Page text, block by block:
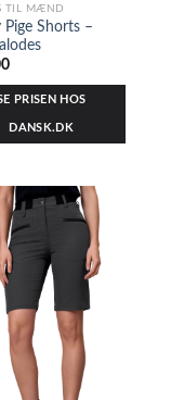
TIL MÆND
Pige Shorts –
PRISEN HOS
DANSK.DK